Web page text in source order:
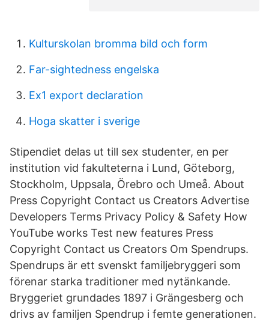
Kulturskolan bromma bild och form
Far-sightedness engelska
Ex1 export declaration
Hoga skatter i sverige
Stipendiet delas ut till sex studenter, en per
institution vid fakulteterna i Lund, Göteborg,
Stockholm, Uppsala, Örebro och Umeå. About
Press Copyright Contact us Creators Advertise
Developers Terms Privacy Policy & Safety How
YouTube works Test new features Press
Copyright Contact us Creators Om Spendrups.
Spendrups är ett svenskt familjebryggeri som
förenar starka traditioner med nytänkande.
Bryggeriet grundades 1897 i Grängesberg och
drivs av familjen Spendrup i femte generationen.